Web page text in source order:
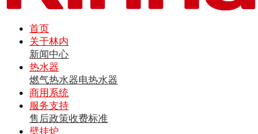
首页
关于林内
新闻中心
热水器
燃气热水器电热水器
商用系统
服务支持
售后政策收费标准
壁挂炉